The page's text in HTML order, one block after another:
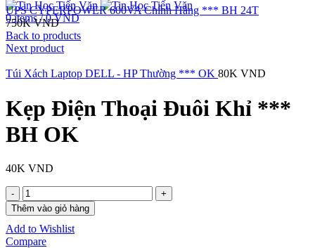
0items / 0VND
UPS CYPERPOWER 600VA Chính Hãng *** BH 24T
750KVND
Back to products
Next product
Túi Xách Laptop DELL - HP Thường *** OK 80K VND
Kẹp Điện Thoại Đuôi Khỉ ***
BH OK
40K VND
Kẹp
Điện
Thoại
Đuôi
Khỉ
Thêm vào giỏ hàng
Add to Wishlist
Compare